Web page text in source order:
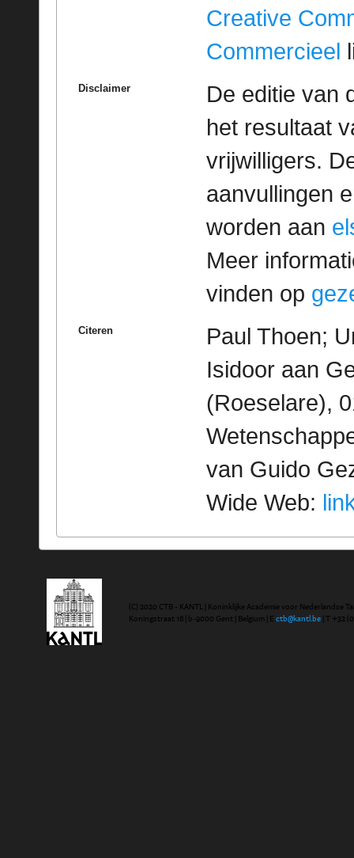
Creative
Commercieel
Disclaimer
De editie van
het resultaat
vrijwilligers.
aanvullingen
worden aan
Meer
vinden op
Citeren
Paul Thoen;
Isidoor aan
(Roeselare),
van Guido
Wide Web:
(C) 2020 CTB - KANTL | Koninklijke Academie voor Nederlandse
Koningstraat 18 | b-9000 Gent | Belgium | E ctb@kantl.be | T +32